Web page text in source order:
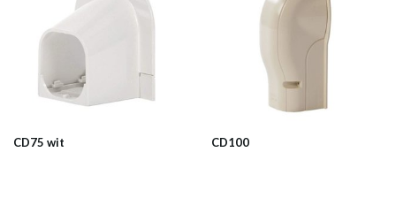
CD75 wit CD100